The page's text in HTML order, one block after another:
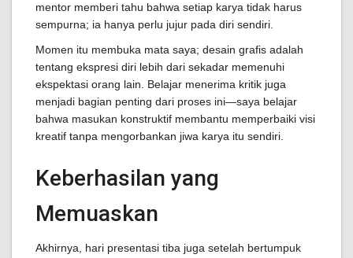
mentor memberi tahu bahwa setiap karya tidak harus
sempurna; ia hanya perlu jujur pada diri sendiri.
Momen itu membuka mata saya; desain grafis adalah
tentang ekspresi diri lebih dari sekadar memenuhi
ekspektasi orang lain. Belajar menerima kritik juga
menjadi bagian penting dari proses ini—saya belajar
bahwa masukan konstruktif membantu memperbaiki visi
kreatif tanpa mengorbankan jiwa karya itu sendiri.
Keberhasilan yang
Memuaskan
Akhirnya, hari presentasi tiba juga setelah bertumpuk